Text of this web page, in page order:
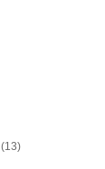
(13)